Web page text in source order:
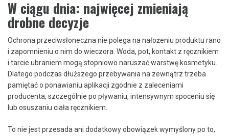
W ciągu dnia: najwięcej zmieniają
drobne decyzje
Ochrona przeciwsłoneczna nie polega na nałożeniu produktu rano
i zapomnieniu o nim do wieczora. Woda, pot, kontakt z ręcznikiem
i tarcie ubraniem mogą stopniowo naruszać warstwę kosmetyku.
Dlatego podczas dłuższego przebywania na zewnątrz trzeba
pamiętać o ponawianiu aplikacji zgodnie z zaleceniami
producenta, szczególnie po pływaniu, intensywnym spoceniu się
lub osuszaniu ciała ręcznikiem.
To nie jest przesada ani dodatkowy obowiązek wymyślony po to,